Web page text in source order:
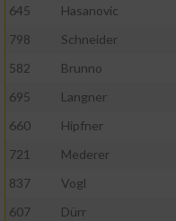
645
Hasanovic
798
Schneider
582
Brunno
695
Langner
660
Hipfner
721
Mederer
837
Vogl
607
Dürr
auf einem Endgerät
von Werbeanzeigen
Werbung
personalisierter Werbung